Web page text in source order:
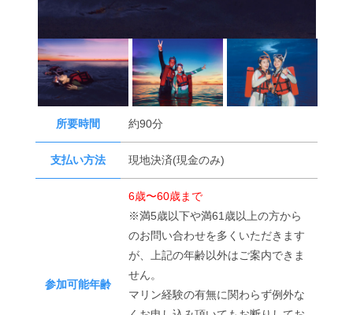
所要時間 約90分
支払い方法 現地決済(現金のみ)
参加可能年齢
6歳〜60歳まで
※満5歳以下や満61歳以上の方から
のお問い合わせを多くいただきます
が、上記の年齢以外はご案内できま
せん。
マリン経験の有無に関わらず例外な